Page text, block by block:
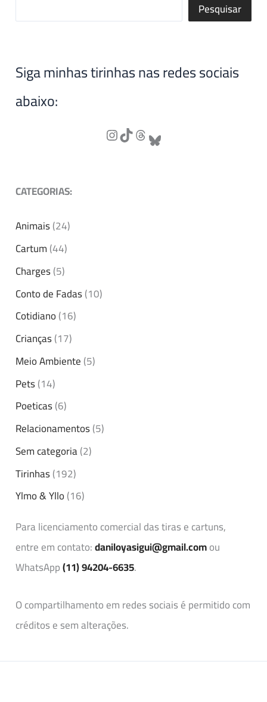
Pesquisar
Siga minhas tirinhas nas redes sociais
abaixo:
CATEGORIAS:
Animais(24)
Cartum(44)
Charges(5)
Conto de Fadas(10)
Cotidiano(16)
Crianças(17)
Meio Ambiente(5)
Pets(14)
Poeticas(6)
Relacionamentos(5)
Sem categoria(2)
Tirinhas(192)
Ylmo & Yllo(16)
Para licenciamento comercial das tiras e cartuns,
entre em contato:daniloyasigui@gmail.comou
WhatsApp(11) 94204-6635.
O compartilhamento em redes sociais é permitido com
créditos e sem alterações.